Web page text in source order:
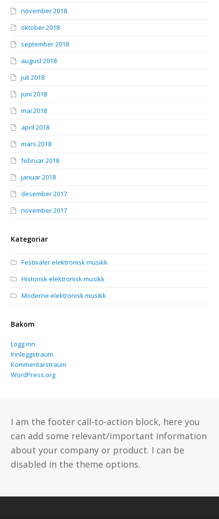
november 2018
oktober 2018
september 2018
august 2018
juli 2018
juni 2018
mai 2018
april 2018
mars 2018
februar 2018
januar 2018
desember 2017
november 2017
Kategoriar
Festivaler elektronisk musikk
Historisk elektronisk musikk
Moderne elektronisk musikk
Bakom
Logg inn
Innleggstraum
Kommentarstraum
WordPress.org
I am the footer call-to-action block, here you
can add some relevant/important information
about your company or product. I can be
disabled in the theme options.